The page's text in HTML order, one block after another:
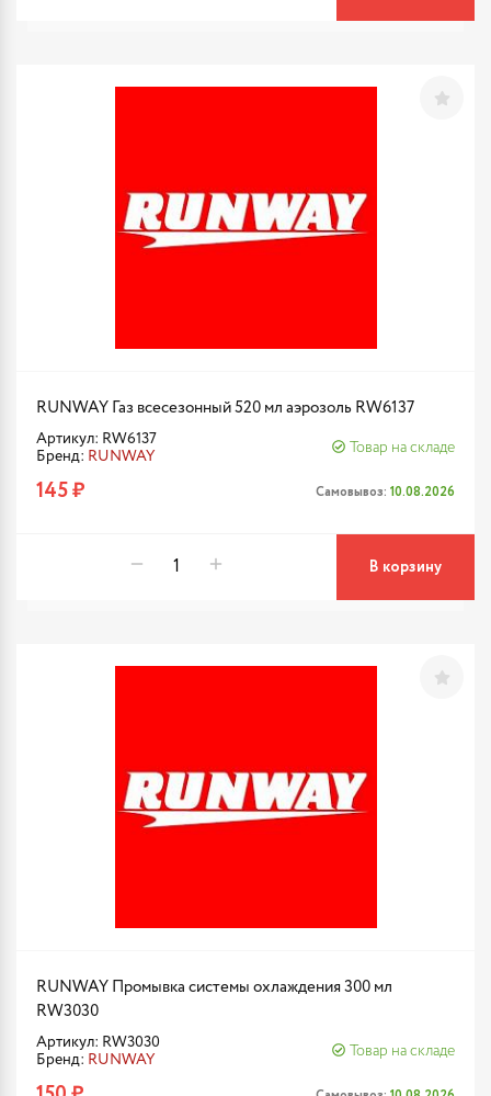
RUNWAY Газ всесезонный 520 мл аэрозоль RW6137
Артикул: RW6137
Бренд: RUNWAY
Товар на складе
145 ₽ Самовывоз: 10.08.2026
В корзину
RUNWAY Промывка системы охлаждения 300 мл
RW3030
Артикул: RW3030
Бренд: RUNWAY
Товар на складе